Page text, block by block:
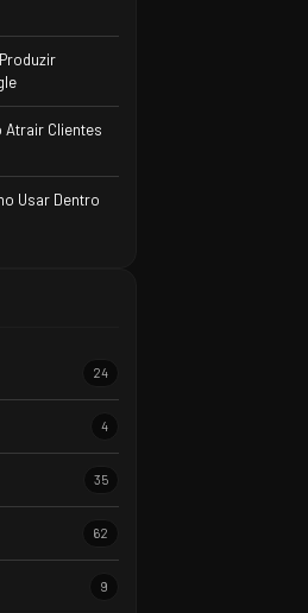
Atrair Clientes
Usar Dentro
24
4
35
62
9